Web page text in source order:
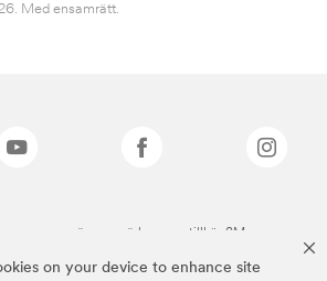
on your device to enhance site
Med ensamrätt.
anges ovan är varumärken som tillhör 3M.